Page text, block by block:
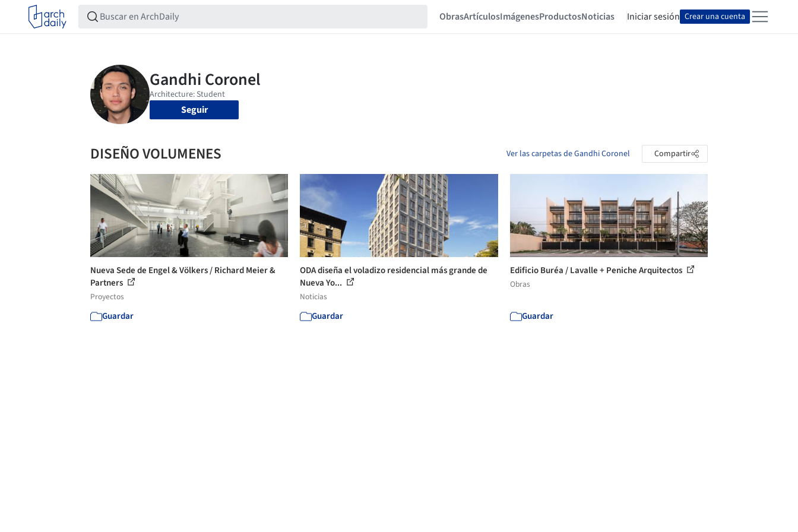
ObrasArtículosImágenesProductosNoticias Iniciar sesión Crear una cuenta
Seguir
DISEÑO VOLUMENES Ver las carpetas de Gandhi Coronel Compartir
Nueva Sede de Engel & Völkers / Richard Meier &
Partners
Proyectos
Guardar
ODA diseña el voladizo residencial más grande de
Nueva Yo...
Noticias
Guardar
Edificio Buréa / Lavalle + Peniche Arquitectos
Obras
Guardar